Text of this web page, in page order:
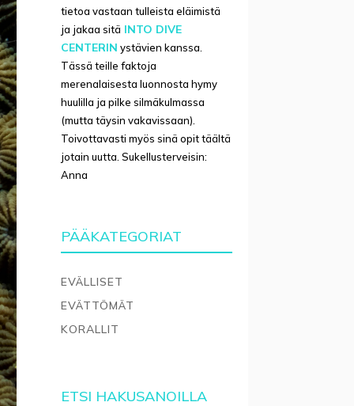
tietoa vastaan tulleista eläimistä
ja jakaa sitä INTO DIVE
CENTERIN ystävien kanssa.
Tässä teille faktoja
merenalaisesta luonnosta hymy
huulilla ja pilke silmäkulmassa
(mutta täysin vakavissaan).
Toivottavasti myös sinä opit täältä
jotain uutta. Sukellusterveisin:
Anna
PÄÄKATEGORIAT
EVÄLLISET
EVÄTTÖMÄT
KORALLIT
ETSI HAKUSANOILLA